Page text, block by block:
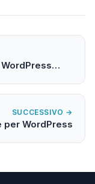
WordPress…
SUCCESSIVO →
WordPress